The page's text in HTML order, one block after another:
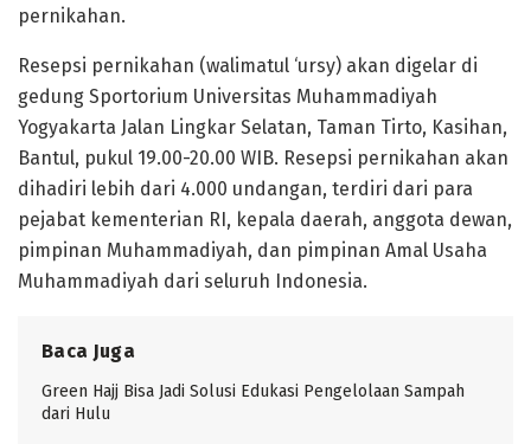
pernikahan.
Resepsi pernikahan (walimatul ‘ursy) akan digelar di
gedung Sportorium Universitas Muhammadiyah
Yogyakarta Jalan Lingkar Selatan, Taman Tirto, Kasihan,
Bantul, pukul 19.00-20.00 WIB. Resepsi pernikahan akan
dihadiri lebih dari 4.000 undangan, terdiri dari para
pejabat kementerian RI, kepala daerah, anggota dewan,
pimpinan Muhammadiyah, dan pimpinan Amal Usaha
Muhammadiyah dari seluruh Indonesia.
Baca Juga
Green Hajj Bisa Jadi Solusi Edukasi Pengelolaan Sampah
dari Hulu